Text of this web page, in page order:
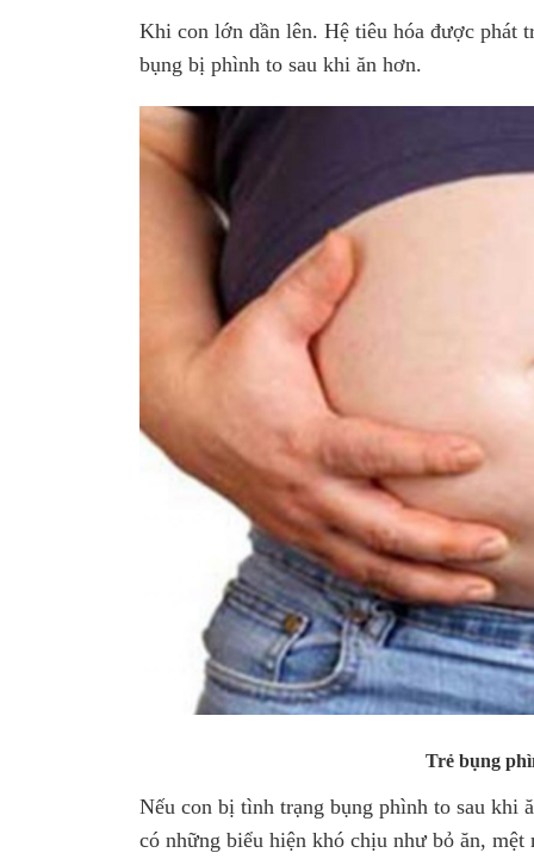
Khi con lớn dần lên. Hệ tiêu hóa được phát
bụng bị phình to sau khi ăn hơn.
Trẻ bụng
Nếu con bị tình trạng bụng phình to sau khi
có những biểu hiện khó chịu như bỏ ăn,